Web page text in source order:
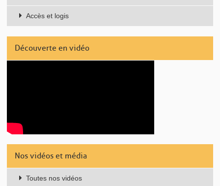
Accès et logis
Découverte en vidéo
Nos vidéos et média
Toutes nos vidéos